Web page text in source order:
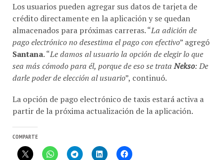
Los usuarios pueden agregar sus datos de tarjeta de
crédito directamente en la aplicación y se quedan
almacenados para próximas carreras. “La adición de
pago electrónico no desestima el pago con efectivo” agregó
Santana. “Le damos al usuario la opción de elegir lo que
sea más cómodo para él, porque de eso se trataNekso: De
darle poder de elección al usuario”, continuó.
La opción de pago electrónico de taxis estará activa a
partir de la próxima actualización de la aplicación.
COMPARTE